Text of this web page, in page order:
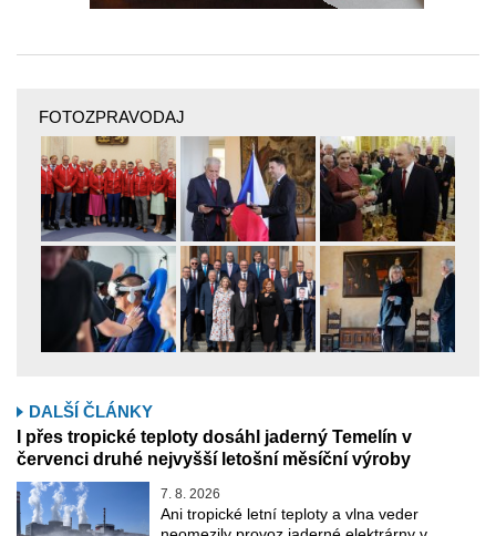
FOTOZPRAVODAJ
DALŠÍ ČLÁNKY
I přes tropické teploty dosáhl jaderný Temelín v
červenci druhé nejvyšší letošní měsíční výroby
7. 8. 2026
Ani tropické letní teploty a vlna veder